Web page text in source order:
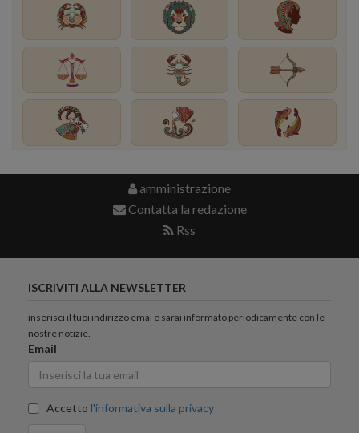
amministrazione
Contatta la redazione
Rss
ISCRIVITI ALLA NEWSLETTER
inserisci il tuoi indirizzo emai e sarai informato periodicamente con le
nostre notizie.
Email
Accetto l'informativa sulla privacy